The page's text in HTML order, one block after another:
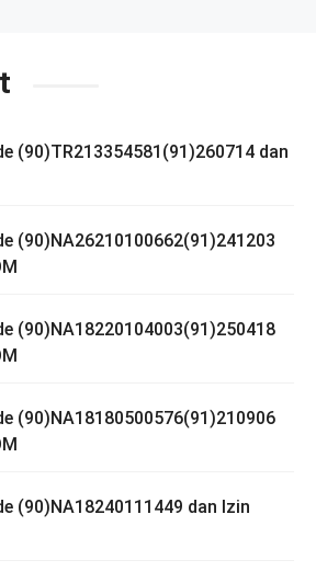
(90)TR213354581(91)260714 dan
(90)NA26210100662(91)241203
(90)NA18220104003(91)250418
(90)NA18180500576(91)210906
(90)NA18240111449 dan Izin